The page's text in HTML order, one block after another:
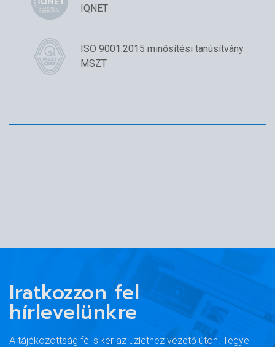
IQNET
ISO 9001:2015 minősítési tanúsítvány
MSZT
Iratkozzon fel
hírlevelünkre
A tájékozottság fél siker az üzlethez vezető úton. Tegye